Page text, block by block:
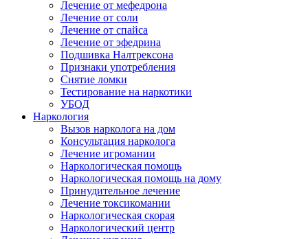
Лечение от мефедрона
Лечение от соли
Лечение от спайса
Лечение от эфедрина
Подшивка Налтрексона
Признаки употребления
Снятие ломки
Тестирование на наркотики
УБОД
Наркология
Вызов нарколога на дом
Консультация нарколога
Лечение игромании
Наркологическая помощь
Наркологическая помощь на дому
Принудительное лечение
Лечение токсикомании
Наркологическая скорая
Наркологический центр